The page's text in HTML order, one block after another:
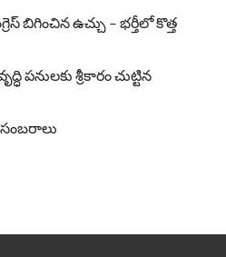
బిగించిన ఉచ్చు – భర్తీలో కొత్త
పనులకు శ్రీకారం చుట్టిన